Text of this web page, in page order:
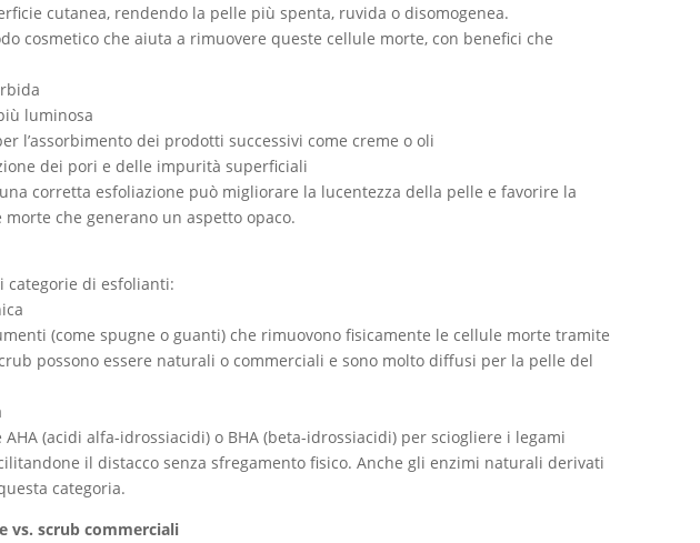
cutanea, rendendo la pelle più spenta, ruvida o disomogenea.
cosmetico che aiuta a rimuovere queste cellule morte, con benefici che
luminosa
l’assorbimento dei prodotti successivi come creme o oli
dei pori e delle impurità superficiali
corretta esfoliazione può migliorare la lucentezza della pelle e favorire la
che generano un aspetto opaco.
categorie di esfolianti:
(come spugne o guanti) che rimuovono fisicamente le cellule morte tramite
possono essere naturali o commerciali e sono molto diffusi per la pelle del
AHA (acidi alfa-idrossiacidi) o BHA (beta-idrossiacidi) per sciogliere i legami
il distacco senza sfregamento fisico. Anche gli enzimi naturali derivati
categoria.
vs. scrub commerciali